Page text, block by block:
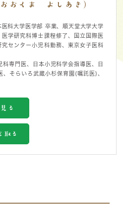
おおくま よしあき）
医科大学医学部 卒業、順天堂大学大学
医学研究科博士課程修了、国立国際医
究センター小児科勤務、東京女子医科
科専門医、日本小児科学会指導医、日
、そらいろ武蔵小杉保育園(嘱託医)、
る
取る